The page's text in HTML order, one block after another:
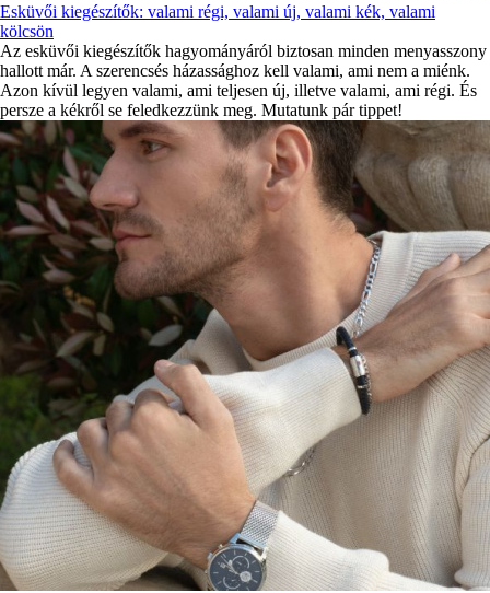
Esküvői kiegészítők: valami régi, valami új, valami kék, valami
kölcsön
Az esküvői kiegészítők hagyományáról biztosan minden menyasszony
hallott már. A szerencsés házassághoz kell valami, ami nem a miénk.
Azon kívül legyen valami, ami teljesen új, illetve valami, ami régi. És
persze a kékről se feledkezzünk meg. Mutatunk pár tippet!